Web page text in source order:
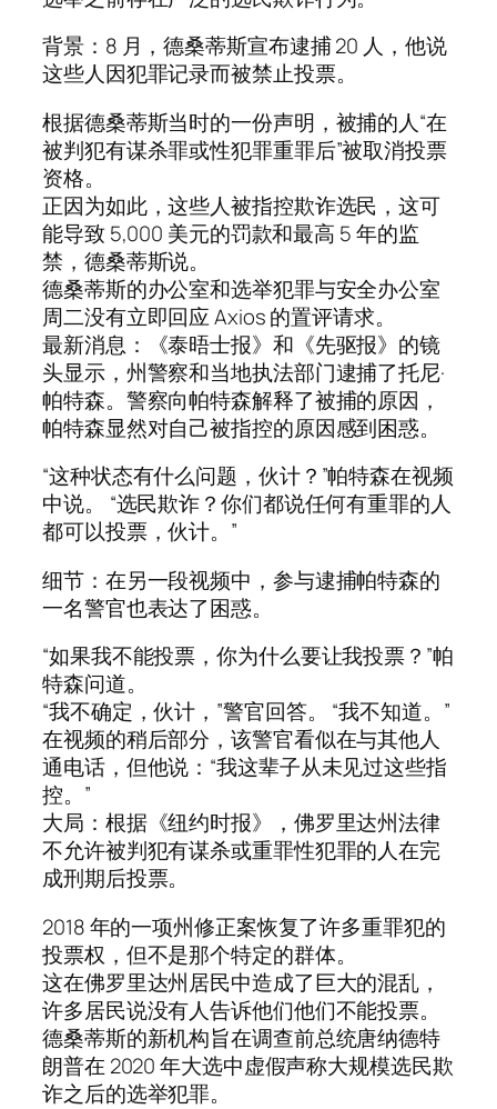
背景：8 月，德桑蒂斯宣布逮捕 20 人，他说
这些人因犯罪记录而被禁止投票。
根据德桑蒂斯当时的一份声明，被捕的人“在
被判犯有谋杀罪或性犯罪重罪后”被取消投票
资格。
正因为如此，这些人被指控欺诈选民，这可
能导致 5,000 美元的罚款和最高 5 年的监
禁，德桑蒂斯说。
德桑蒂斯的办公室和选举犯罪与安全办公室
周二没有立即回应 Axios 的置评请求。
最新消息：《泰晤士报》和《先驱报》的镜
头显示，州警察和当地执法部门逮捕了托尼·
帕特森。警察向帕特森解释了被捕的原因，
帕特森显然对自己被指控的原因感到困惑。
“这种状态有什么问题，伙计？”帕特森在视频
中说。 “选民欺诈？你们都说任何有重罪的人
都可以投票，伙计。”
细节：在另一段视频中，参与逮捕帕特森的
一名警官也表达了困惑。
“如果我不能投票，你为什么要让我投票？”帕
特森问道。
“我不确定，伙计，”警官回答。 “我不知道。”
在视频的稍后部分，该警官看似在与其他人
通电话，但他说：“我这辈子从未见过这些指
控。”
大局：根据《纽约时报》，佛罗里达州法律
不允许被判犯有谋杀或重罪性犯罪的人在完
成刑期后投票。
2018 年的一项州修正案恢复了许多重罪犯的
投票权，但不是那个特定的群体。
这在佛罗里达州居民中造成了巨大的混乱，
许多居民说没有人告诉他们他们不能投票。
德桑蒂斯的新机构旨在调查前总统唐纳德特
朗普在 2020 年大选中虚假声称大规模选民欺
诈之后的选举犯罪。